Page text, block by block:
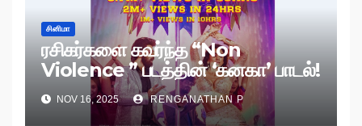
சினிமா
ரசிகர்களை கவர்ந்த “Non
Violence ” படத்தின் ‘கனகா’ பாடல்!
NOV 16, 2025 RENGANATHAN P